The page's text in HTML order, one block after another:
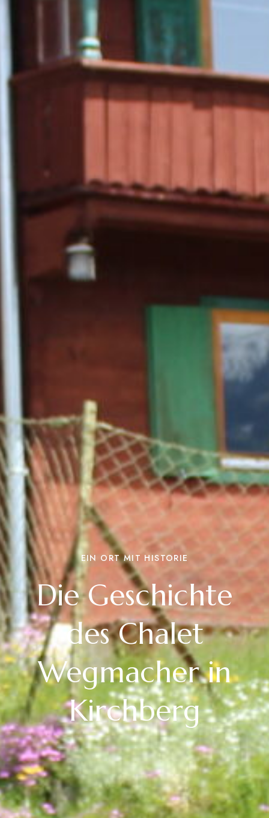
EIN ORT MIT HISTORIE
Die Geschichte
des Chalet
Wegmacher in
Kirchberg